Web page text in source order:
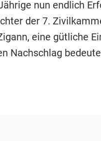
nun endlich
der 7.
eine gütliche
Nachschlag